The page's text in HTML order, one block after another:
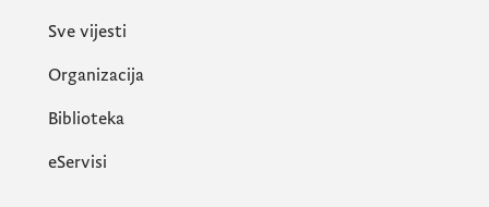
Sve vijesti
Organizacija
Biblioteka
eServisi